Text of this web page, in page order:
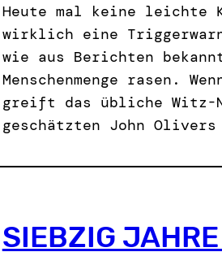
Heute mal keine leichte
wirklich eine
wie aus Berichten
Menschenmenge rasen.
greift das übliche Witz-
geschätzten John
SIEBZIG